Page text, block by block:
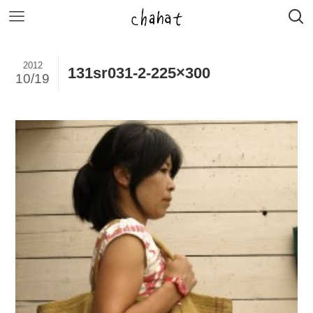
131sr031-2-225×300
2012
10/19